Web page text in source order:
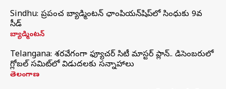
Sindhu: ప్రపంచ బ్యాడ్మింటన్‌ ఛాంపియన్‌షిప్‌లో సింధుకు 9వ
సీడ్
బ్యాడ్మింటన్
Telangana: శరవేగంగా ఫ్యూచర్ సిటీ మాస్టర్ ప్లాన్.. డిసెంబరులో
గ్లోబల్‌ సమిట్‌లో విడుదలకు సన్నాహాలు
తెలంగాణ